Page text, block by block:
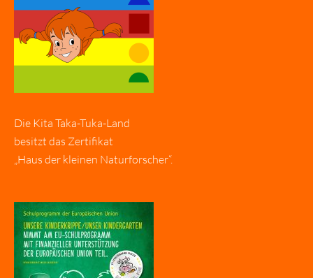
Die Kita Taka-Tuka-Land
besitzt das Zertifikat
„Haus der kleinen Naturforscher“.